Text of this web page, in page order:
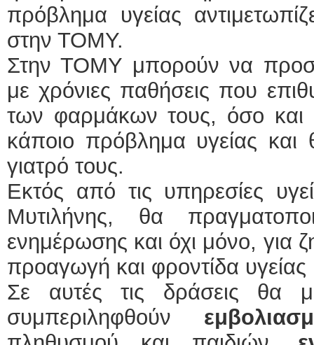
πρόβλημα υγείας
στην ΤΟΜΥ.
Στην ΤΟΜΥ μπορούν να
με χρόνιες παθήσεις που
των φαρμάκων τους, όσο και
κάποιο πρόβλημα υγείας και
γιατρό τους.
Εκτός από τις υπηρεσίες
Μυτιλήνης, θα
ενημέρωσης και όχι μόνο, για
προαγωγή και φροντίδα
Σε αυτές τις δράσεις θα
συμπεριληφθούν